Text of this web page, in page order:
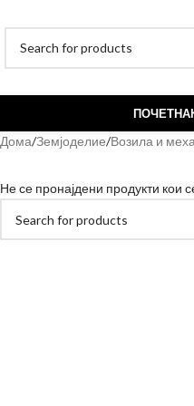
ПОЧЕТНА
Дома Земјоделие Возила и
Не се пронајдени продукти кои